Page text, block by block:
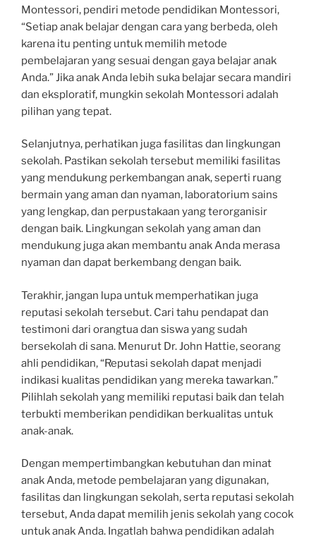
Montessori, pendiri metode pendidikan Montessori,
“Setiap anak belajar dengan cara yang berbeda, oleh
karena itu penting untuk memilih metode
pembelajaran yang sesuai dengan gaya belajar anak
Anda.” Jika anak Anda lebih suka belajar secara mandiri
dan eksploratif, mungkin sekolah Montessori adalah
pilihan yang tepat.
Selanjutnya, perhatikan juga fasilitas dan lingkungan
sekolah. Pastikan sekolah tersebut memiliki fasilitas
yang mendukung perkembangan anak, seperti ruang
bermain yang aman dan nyaman, laboratorium sains
yang lengkap, dan perpustakaan yang terorganisir
dengan baik. Lingkungan sekolah yang aman dan
mendukung juga akan membantu anak Anda merasa
nyaman dan dapat berkembang dengan baik.
Terakhir, jangan lupa untuk memperhatikan juga
reputasi sekolah tersebut. Cari tahu pendapat dan
testimoni dari orangtua dan siswa yang sudah
bersekolah di sana. Menurut Dr. John Hattie, seorang
ahli pendidikan, “Reputasi sekolah dapat menjadi
indikasi kualitas pendidikan yang mereka tawarkan.”
Pilihlah sekolah yang memiliki reputasi baik dan telah
terbukti memberikan pendidikan berkualitas untuk
anak-anak.
Dengan mempertimbangkan kebutuhan dan minat
anak Anda, metode pembelajaran yang digunakan,
fasilitas dan lingkungan sekolah, serta reputasi sekolah
tersebut, Anda dapat memilih jenis sekolah yang cocok
untuk anak Anda. Ingatlah bahwa pendidikan adalah